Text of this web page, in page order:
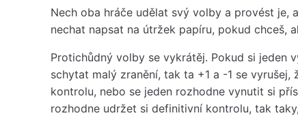
Nech oba hráče udělat svý volby a provést je,
nechat napsat na útržek papíru, pokud chceš,
Protichůdný volby se vykrátěj. Pokud si jeden
schytat malý zranění, tak ta +1 a -1 se
kontrolu, nebo se jeden rozhodne vynutit si
rozhodne udržet si definitivní kontrolu, tak